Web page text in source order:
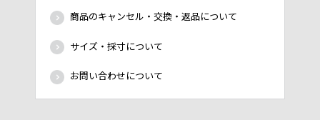
商品のキャンセル・交換・返品について
サイズ・採寸について
お問い合わせについて